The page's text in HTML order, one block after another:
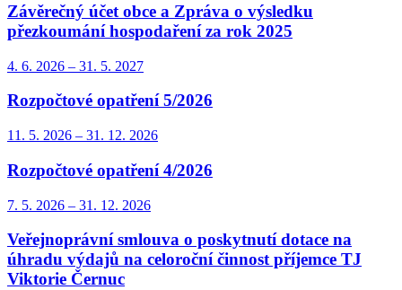
Závěrečný účet obce a Zpráva o výsledku
přezkoumání hospodaření za rok 2025
4. 6. 2026 – 31. 5. 2027
Rozpočtové opatření 5/2026
11. 5. 2026 – 31. 12. 2026
Rozpočtové opatření 4/2026
7. 5. 2026 – 31. 12. 2026
Veřejnoprávní smlouva o poskytnutí dotace na
úhradu výdajů na celoroční činnost příjemce TJ
Viktorie Černuc